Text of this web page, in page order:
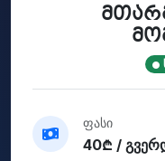
ფასი
40₾ /